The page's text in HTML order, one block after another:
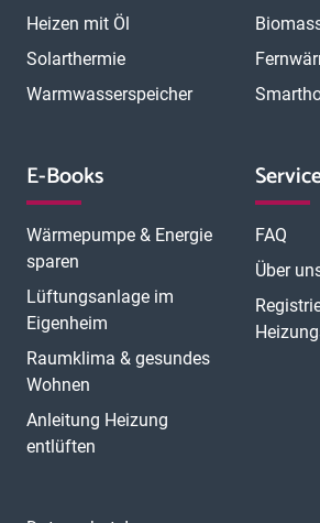
Heizen mit Öl
Solarthermie
Warmwasserspeicher
E-Books
Wärmepumpe & Energie
sparen
Lüftungsanlage im
Eigenheim
Raumklima & gesundes
Wohnen
Anleitung Heizung
entlüften
FAQ
Über